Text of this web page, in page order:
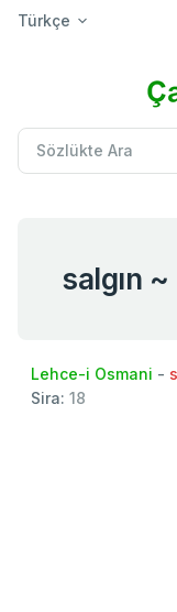
Türkçe
Lehce-i Osmani -
Sira: 18